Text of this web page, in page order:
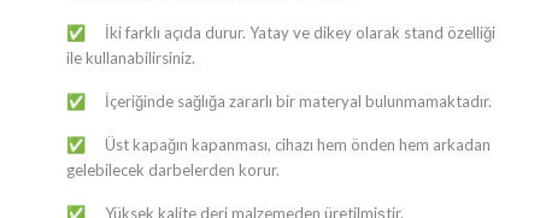
✅ ​​​​​​​​​​​​​​​​​​​​​​​​​​​​​​​​​​​​​İki farklı açıda durur. Yatay ve dikey olarak stand özelliği
ile kullanabilirsiniz.
✅ ​​​​​​​​​​​​​​​​​​​​​​​​​​​​​​​​​​​​​İçeriğinde sağlığa zararlı bir materyal bulunmamaktadır.
✅ ​​​​​​​​​​​​​​​​​​​​​​​​​​​​​​​​​​​​​Üst kapağın kapanması, cihazı hem önden hem arkadan
gelebilecek darbelerden korur.
✅ ​​​​​​​​​​​​​​​​​​​​​​​​​​​​​​​​​​​​​Yüksek kalite deri malzemeden üretilmiştir.